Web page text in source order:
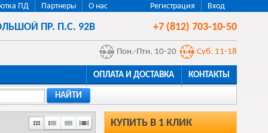
Регистрация Вход
ПД Партнеры
О нас
ПР. П.С. 92В +7 (812) 703-10-50
Пон.-Птн. 10-20 Суб. 11-18
ОПЛАТА И ДОСТАВКА КОНТАКТЫ
НАЙТИ
КУПИТЬ В 1 КЛИК